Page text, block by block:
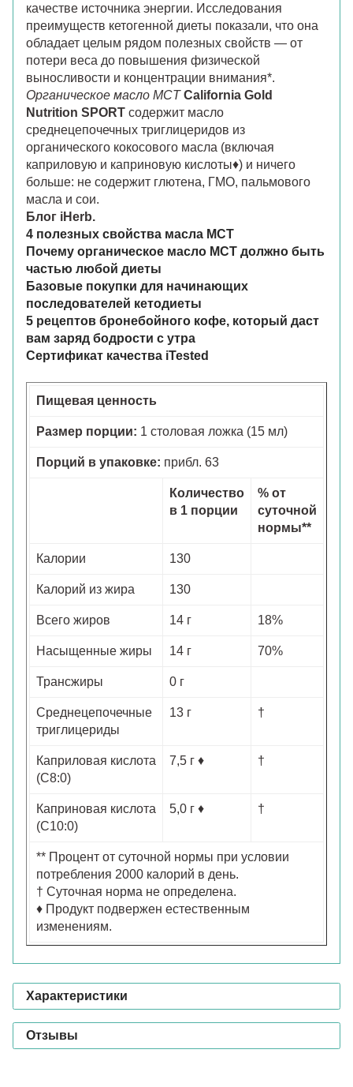
качестве источника энергии. Исследования
преимуществ кетогенной диеты показали, что она
обладает целым рядом полезных свойств — от
потери веса до повышения физической
выносливости и концентрации внимания*.
Органическое масло MCT California Gold
Nutrition SPORT содержит масло
среднецепочечных триглицеридов из
органического кокосового масла (включая
каприловую и каприновую кислоты♦️) и ничего
больше: не содержит глютена, ГМО, пальмового
масла и сои.
Блог iHerb.
4 полезных свойства масла MCT
Почему органическое масло MCT должно быть
частью любой диеты
Базовые покупки для начинающих
последователей кетодиеты
5 рецептов бронебойного кофе, который даст
вам заряд бодрости с утра
Сертификат качества iTested
Пищевая ценность
Размер порции: 1 столовая ложка (15 мл)
Порций в упаковке: прибл. 63
Количество
в 1 порции
% от
суточной
нормы**
Калории 130
Калорий из жира 130
Всего жиров 14 г 18%
Насыщенные жиры 14 г 70%
Трансжиры 0 г
Среднецепочечные
триглицериды
13 г †
Каприловая кислота
(C8:0)
7,5 г ♦ †
Каприновая кислота
(C10:0)
5,0 г ♦ †
** Процент от суточной нормы при условии
потребления 2000 калорий в день.
† Суточная норма не определена.
♦ Продукт подвержен естественным
изменениям.
Характеристики
Отзывы